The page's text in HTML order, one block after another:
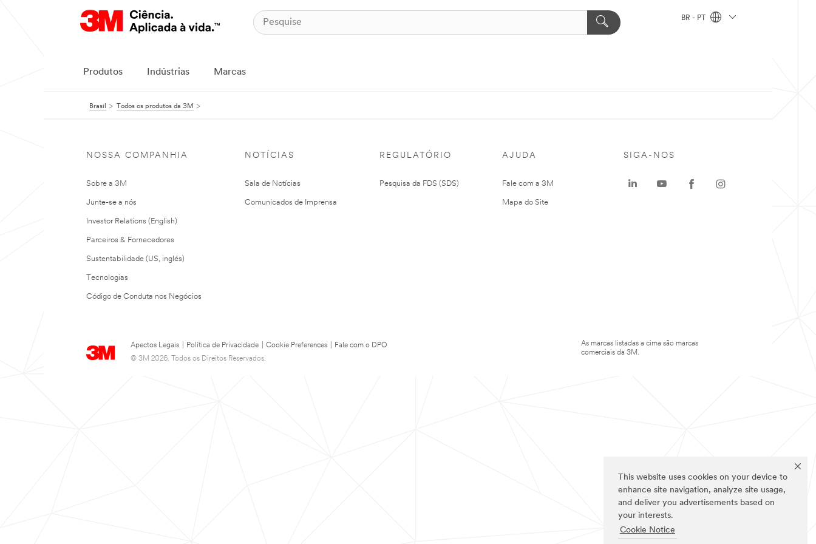
This website uses cookies on your device to
enhance site navigation, analyze site usage,
and deliver you advertisements based on
your interests.
Cookie Notice
BR - PT
Produtos Indústrias Marcas
Brasil Todos os produtos da 3M
NOSSA COMPANHIA
Sobre a 3M
Junte-se a nós
Investor Relations (English)
Parceiros & Fornecedores
Sustentabilidade (US, inglés)
Tecnologias
Código de Conduta nos Negócios
NOTÍCIAS
Sala de Notícias
Comunicados de Imprensa
REGULATÓRIO
Pesquisa da FDS (SDS)
AJUDA
Fale com a 3M
Mapa do Site
Apectos Legais Política de Privacidade Cookie Preferences
Fale com o DPO
© 3M 2026. Todos os Direitos Reservados.
SIGA-NOS
As marcas listadas a cima são marcas
comerciais da 3M.